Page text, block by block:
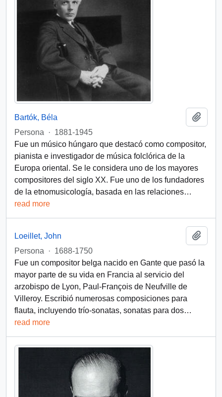
Bartók, Béla
Persona
· 1881-1945
Fue un músico húngaro que destacó como compositor,
pianista e investigador de música folclórica de la
Europa oriental. Se le considera uno de los mayores
compositores del siglo XX. Fue uno de los fundadores
de la etnomusicología, basada en las relaciones…
read more
Loeillet, John
Persona
· 1688-1750
Fue un compositor belga nacido en Gante que pasó la
mayor parte de su vida en Francia al servicio del
arzobispo de Lyon, Paul-François de Neufville de
Villeroy. Escribió numerosas composiciones para
flauta, incluyendo trío-sonatas, sonatas para dos…
read more